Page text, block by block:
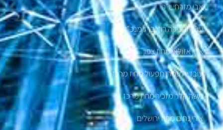
אבי מזרחי יו"ר
עו”ד ורוניקה רוזנברג מנכ"לית
אלון אזולאי מחוז צפון
עובדיה עמרן תפעול מחוז מרכז
משה קלר מזכיר מחוז מרכז
אורי נחום מחוז ירושלים